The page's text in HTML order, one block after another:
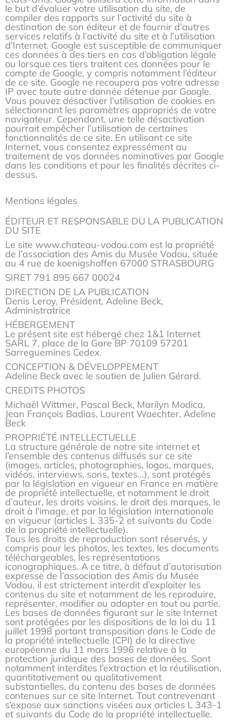
le but d’évaluer votre utilisation du site, de
compiler des rapports sur l’activité du site à
destination de son éditeur et de fournir d’autres
services relatifs à l’activité du site et à l’utilisation
d’Internet. Google est susceptible de communiquer
ces données à des tiers en cas d’obligation légale
ou lorsque ces tiers traitent ces données pour le
compte de Google, y compris notamment l’éditeur
de ce site. Google ne recoupera pas votre adresse
IP avec toute autre donnée détenue par Google.
Vous pouvez désactiver l’utilisation de cookies en
sélectionnant les paramètres appropriés de votre
navigateur. Cependant, une telle désactivation
pourrait empêcher l’utilisation de certaines
fonctionnalités de ce site. En utilisant ce site
Internet, vous consentez expressément au
traitement de vos données nominatives par Google
dans les conditions et pour les finalités décrites ci-
dessus.
Mentions légales
ÉDITEUR ET RESPONSABLE DU LA PUBLICATION
DU SITE
Le site www.chateau-vodou.com est la propriété
de l’association des Amis du Musée Vodou, située
au 4 rue de koenigshoffen 67000 STRASBOURG
SIRET 791 895 667 00024
DIRECTION DE LA PUBLICATION
Denis Leroy, Président, Adeline Beck,
Administratrice
HÉBERGEMENT
Le présent site est hébergé chez 1&1 Internet
SARL 7, place de la Gare BP 70109 57201
Sarreguemines Cedex.
CONCEPTION & DÉVELOPPEMENT
Adeline Beck avec le soutien de Julien Gérard.
CREDITS PHOTOS
Michaël Wittmer, Pascal Beck, Marilyn Modica,
Jean François Badias, Laurent Waechter, Adeline
Beck
PROPRIÉTÉ INTELLECTUELLE
La structure générale de notre site internet et
l’ensemble des contenus diffusés sur ce site
(images, articles, photographies, logos, marques,
vidéos, interviews, sons, textes…), sont protégés
par la législation en vigueur en France en matière
de propriété intellectuelle, et notamment le droit
d’auteur, les droits voisins, le droit des marques, le
droit à l’image, et par la législation internationale
en vigueur (articles L 335-2 et suivants du Code
de la propriété intellectuelle).
Tous les droits de reproduction sont réservés, y
compris pour les photos, les textes, les documents
téléchargeables, les représentations
iconographiques. A ce titre, à défaut d’autorisation
expresse de l’association des Amis du Musée
Vodou, il est strictement interdit d’exploiter les
contenus du site et notamment de les reproduire,
représenter, modifier ou adapter en tout ou partie.
Les bases de données figurant sur le site Internet
sont protégées par les dispositions de la loi du 11
juillet 1998 portant transposition dans le Code de
la propriété intellectuelle (CPI) de la directive
européenne du 11 mars 1996 relative à la
protection juridique des bases de données. Sont
notamment interdites l’extraction et la réutilisation,
quantitativement ou qualitativement
substantielles, du contenu des bases de données
contenues sur ce site Internet. Tout contrevenant
s’expose aux sanctions visées aux articles L 343-1
et suivants du Code de la propriété intellectuelle.